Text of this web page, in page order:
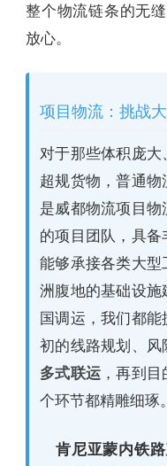
整个物流链条的无
放心。
项目物流：挑战
对于那些体积庞大
超规货物，普通
是威都物流项目
的项目团队，具备
能够承接各类大
洲腹地的基础设施
国调运，我们都
初的线路规划、风
多式联运 ，再到
个环节都精雕细琢。
肯尼亚蒙内铁